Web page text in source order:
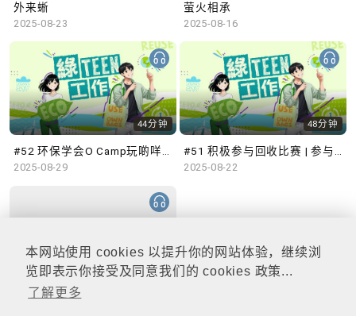
本网站使用 cookies 以提升你的网站体验，继续浏
览即表示你接受及同意我们的 cookies 政策...
了解更多
外来蜥
2025-08-23
萤火相承
2025-08-16
44分钟
#52 环保学会O Camp玩啲咩？ | 参与学生: Sammi、Cardi、Charles (香港科技大学 环境管理及科技学生联会)
2025-08-29
48分钟
#51 积极参与回收比赛 | 参与学生: 巫巫、Vincy、Thomas (乐善堂顾超文中学) (「SGREEN 校际回收比赛」最积极参与学校奖 中学组银奖得主)
2025-08-22
47分钟